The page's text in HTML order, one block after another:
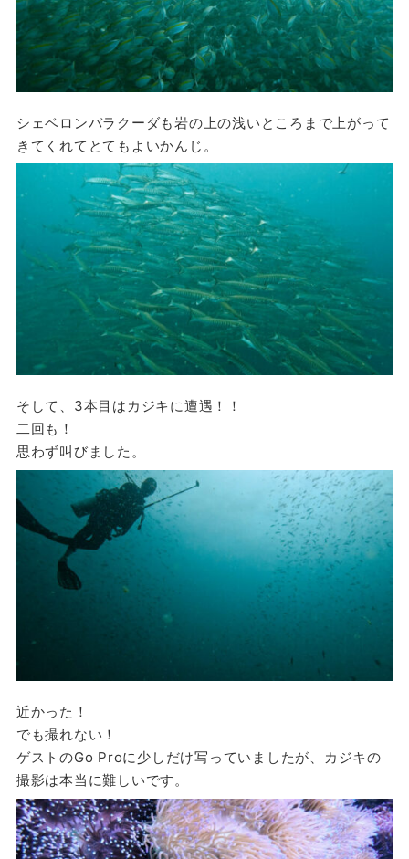
シェベロンバラクーダも岩の上の浅いところまで上がって
きてくれてとてもよいかんじ。
そして、3本目はカジキに遭遇！！
二回も！
思わず叫びました。
近かった！
でも撮れない！
ゲストのGo Proに少しだけ写っていましたが、カジキの
撮影は本当に難しいです。